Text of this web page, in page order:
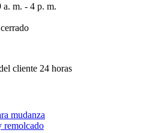
m. - 4 p. m.
cliente 24 horas
mudanza
remolcado